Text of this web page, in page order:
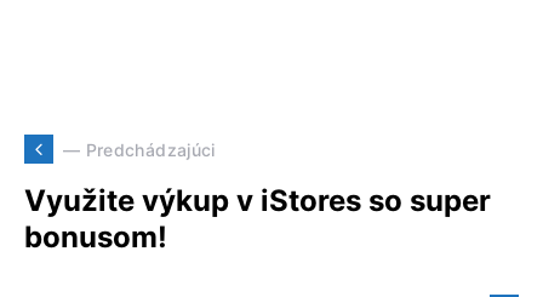
— Predchádzajúci
Využite výkup v iStores so super
bonusom!